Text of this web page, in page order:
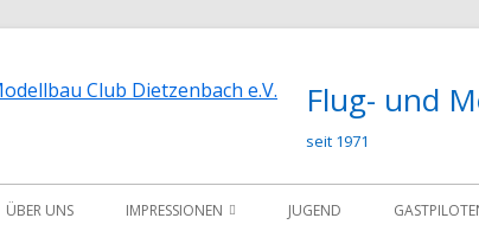
Flug- und
seit 1971
ÜBER UNS IMPRESSIONEN JUGEND